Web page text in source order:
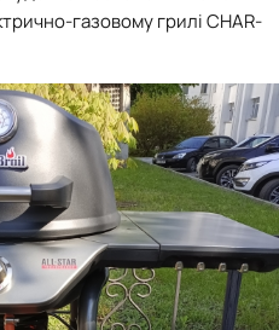
газовому грилі CHAR-